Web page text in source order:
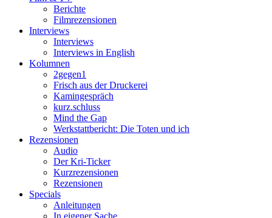
Berichte
Filmrezensionen
Interviews
Interviews
Interviews in English
Kolumnen
2gegen1
Frisch aus der Druckerei
Kamingespräch
kurz.schluss
Mind the Gap
Werkstattbericht: Die Toten und ich
Rezensionen
Audio
Der Kri-Ticker
Kurzrezensionen
Rezensionen
Specials
Anleitungen
In eigener Sache